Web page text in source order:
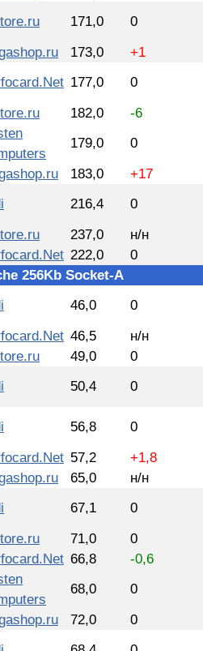
171,0
0
173,0
+1
177,0
0
182,0
-6
179,0
0
183,0
+17
216,4
0
237,0
н/н
222,0
0
256Kb Socket-A
46,0
0
46,5
н/н
49,0
0
50,4
0
56,8
0
57,2
+1,8
65,0
н/н
67,1
0
71,0
0
66,8
-0,6
68,0
0
72,0
0